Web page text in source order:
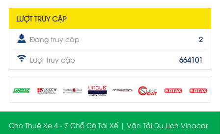
LƯỢT TRUY CẬP
Đang truy cập 2
Lượt truy cập 664101
Cho Thuê Xe 4 - 7 Chỗ Có Tài Xế | Vận Tải Du Lịch Vinacar